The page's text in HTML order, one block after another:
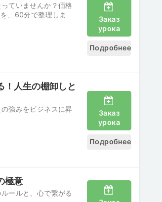
ていませんか？価格
、60分で整理しま
Заказ
урока
Подробнее
！人生の棚卸しと
強みをビジネスに昇
Заказ
урока
Подробнее
極意
ールと、心で繋がる